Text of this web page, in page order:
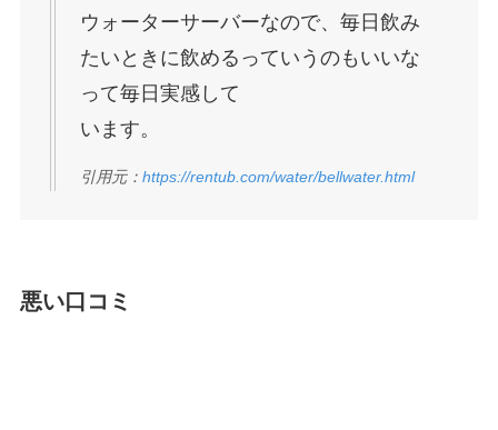
ウォーターサーバーなので、毎日飲み
たいときに飲めるっていうのもいいな
って毎日実感して
います。
引用元： https://rentub.com/water/bellwater.html
悪い口コミ